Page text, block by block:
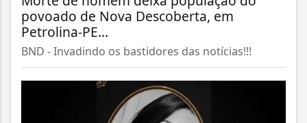
povoado de Nova Descoberta, em
Petrolina-PE...
BND - Invadindo os bastidores das notícias!!!